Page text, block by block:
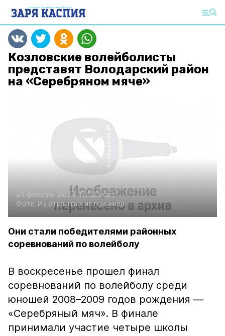
Козловские волейболисты
представят Володарский район
на «Серебряном мяче»
24 февраля 2023, 17:12Спорт
Фото: Из открытых источников
Они стали победителями районных
соревнований по волейболу
В воскресенье прошел финал
соревнований по волейболу среди
юношей 2008–2009 годов рождения —
«Серебряный мяч». В финале
принимали участие четыре школы